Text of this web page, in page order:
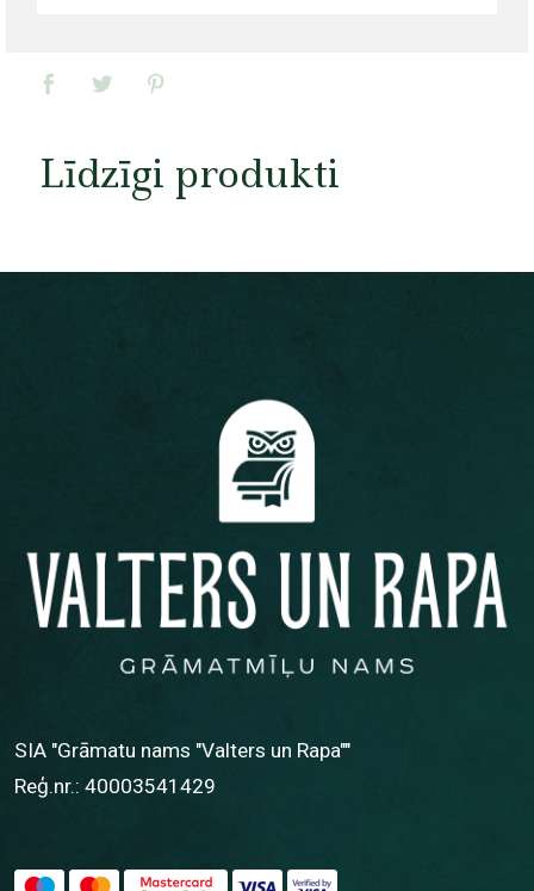
Līdzīgi produkti
SIA "Grāmatu nams "Valters un Rapa""
Reģ.nr.: 40003541429